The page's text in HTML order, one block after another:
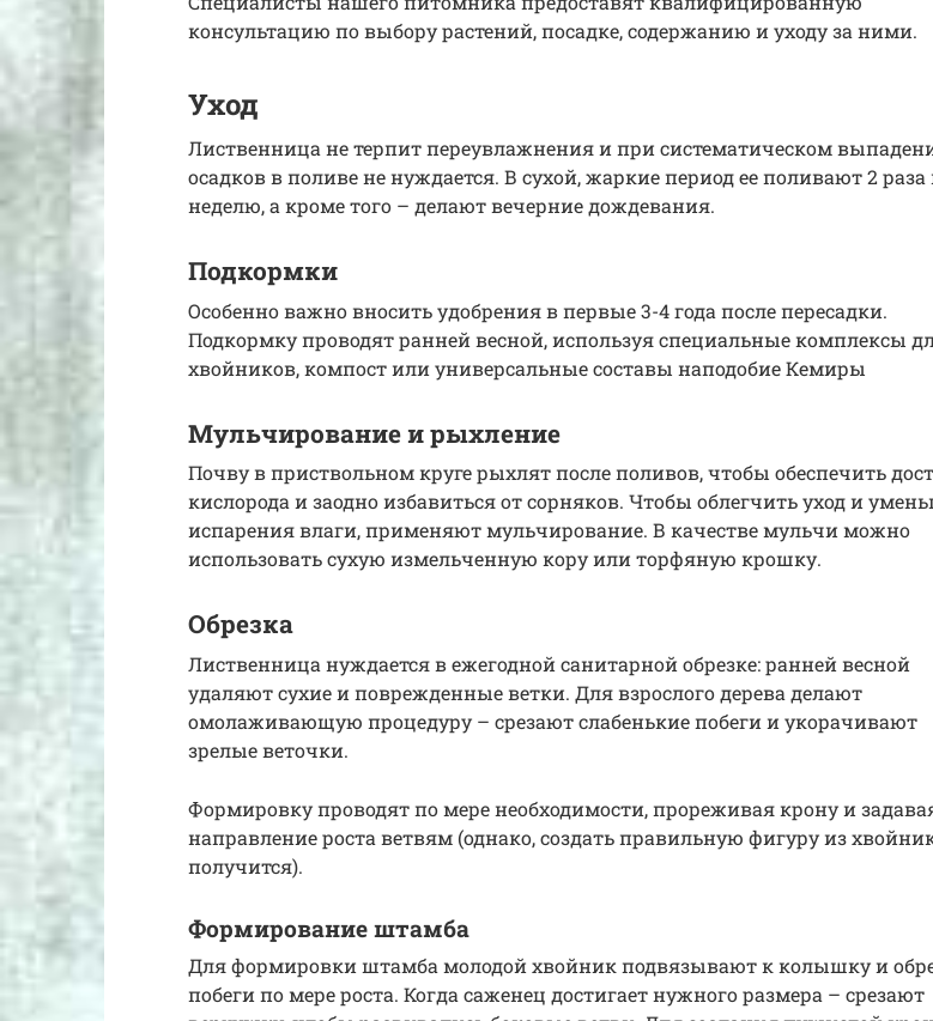
консультацию по выбору растений, посадке, содержанию и уходу за ними.
Уход
Лиственница не терпит переувлажнения и при систематическом
осадков в поливе не нуждается. В сухой, жаркие период ее поливают 2 раза
неделю, а кроме того – делают вечерние дождевания.
Подкормки
Особенно важно вносить удобрения в первые 3-4 года после пересадки.
Подкормку проводят ранней весной, используя специальные комплексы
хвойников, компост или универсальные составы наподобие Кемиры
Мульчирование и рыхление
Почву в приствольном круге рыхлят после поливов, чтобы обеспечить
кислорода и заодно избавиться от сорняков. Чтобы облегчить уход и
испарения влаги, применяют мульчирование. В качестве мульчи можно
использовать сухую измельченную кору или торфяную крошку.
Обрезка
Лиственница нуждается в ежегодной санитарной обрезке: ранней весной
удаляют сухие и поврежденные ветки. Для взрослого дерева делают
омолаживающую процедуру – срезают слабенькие побеги и укорачивают
зрелые веточки.
Формировку проводят по мере необходимости, прореживая крону и
направление роста ветвям (однако, создать правильную фигуру из
получится).
Формирование штамба
Для формировки штамба молодой хвойник подвязывают к колышку и
побеги по мере роста. Когда саженец достигает нужного размера – срезают